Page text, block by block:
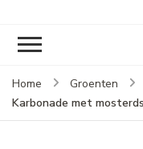
Home Groenten
Karbonade met